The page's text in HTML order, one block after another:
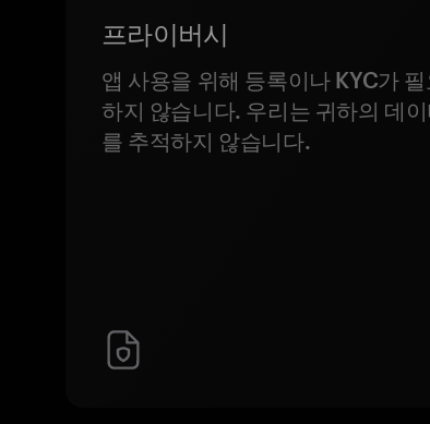
프라이버시
앱 사용을 위해 등록이나 KYC가 필
하지 않습니다. 우리는 귀하의 데이
를 추적하지 않습니다.